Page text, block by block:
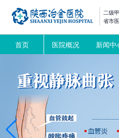
二级
省市
首页 医院概况 新闻中